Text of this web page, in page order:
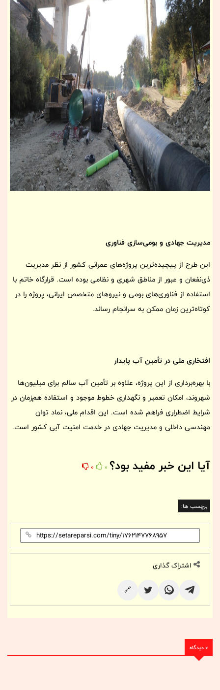
مدیریت جهادی و بومی‌سازی فناوری
این طرح از پیچیده‌ترین پروژه‌های عمرانی کشور از نظر مدیریت
ذی‌نفعان و عبور از مناطق شهری و نظامی بوده است. قرارگاه خاتم با
استفاده از فناوری‌های بومی و نیروهای متخصص ایرانی، پروژه را در
کوتاه‌ترین زمان ممکن به سرانجام رساند.
افتخاری ملی در تأمین آب پایدار
با بهره‌برداری از این پروژه، علاوه بر تأمین آب سالم برای میلیون‌ها
شهروند، امکان تعمیر و نگهداری خطوط موجود و استفاده هم‌زمان در
شرایط اضطراری فراهم شده است. این اقدام ملی، نماد توان
مهندسی داخلی و مدیریت جهادی در خدمت امنیت آبی کشور است.
آیا این خبر مفید بود؟ 0
0
برچسب ها:
اشتراک گذاری
🔗
0 دیدگاه